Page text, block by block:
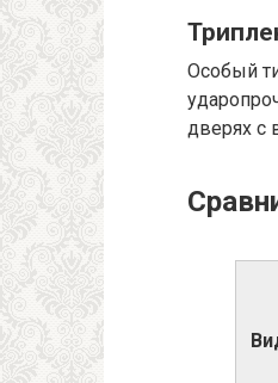
Особый
дверях с